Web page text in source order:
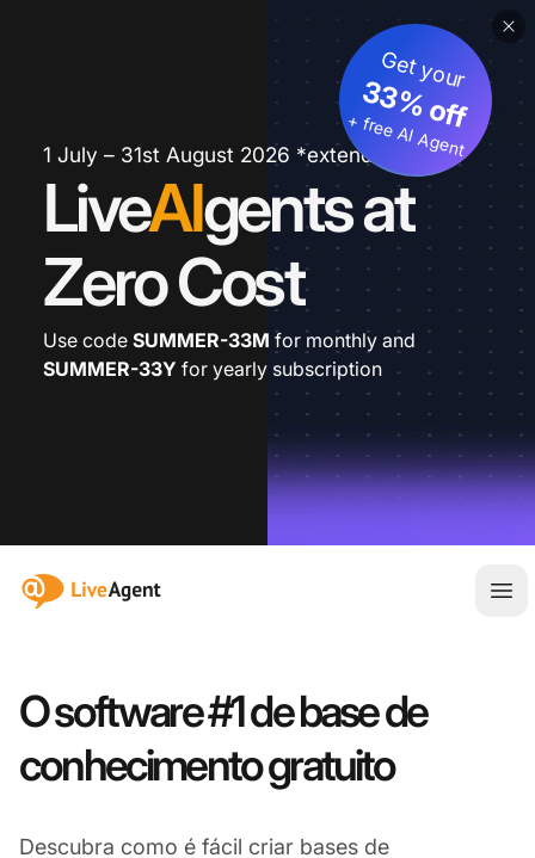
1 July – 31st August 2026 *extended
LiveAIgents at
Zero Cost
Get your
33% off
+ free AI Agent
Use code SUMMER-33M for monthly and
SUMMER-33Y for yearly subscription
:site.title
O software #1 de base de
conhecimento gratuito
Descubra como é fácil criar bases de